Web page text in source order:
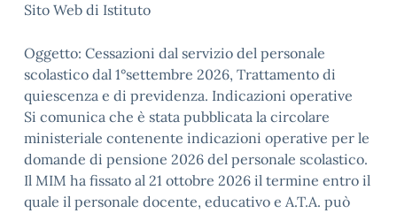
Sito Web di Istituto
Oggetto: Cessazioni dal servizio del personale
scolastico dal 1°settembre 2026, Trattamento di
quiescenza e di previdenza. Indicazioni operative
Si comunica che è stata pubblicata la circolare
ministeriale contenente indicazioni operative per le
domande di pensione 2026 del personale scolastico.
Il MIM ha fissato al 21 ottobre 2026 il termine entro il
quale il personale docente, educativo e A.T.A. può